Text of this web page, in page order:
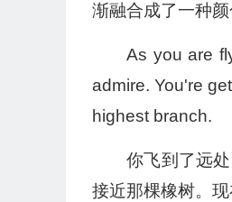
渐融合成了一种
As you are
admire. You're
highest branch.
你飞到了远
接近那棵橡树。